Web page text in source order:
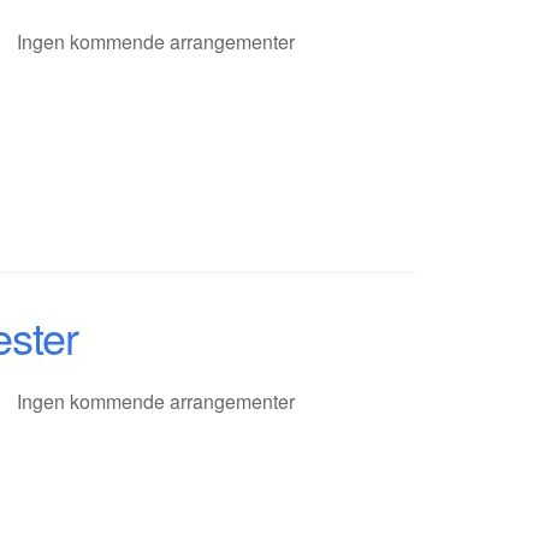
Ingen kommende arrangementer
Ingen kommende arrangementer